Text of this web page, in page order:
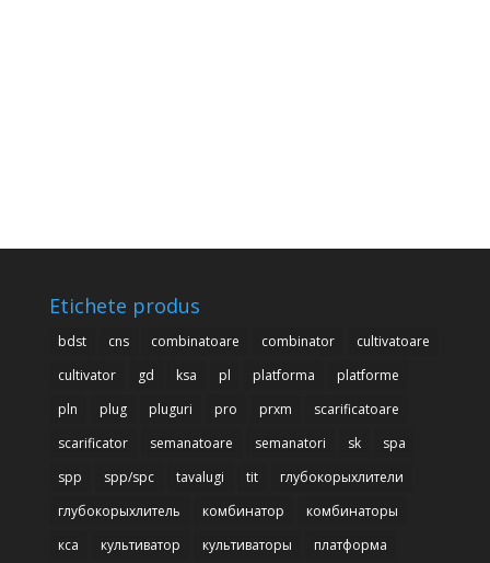
Etichete produs
bdst cns combinatoare combinator
cultivatoare
cultivator
gd ksa pl platforma
platforme
pln
plug pluguri pro prxm
scarificatoare
scarificator
semanatoare semanatori sk
spa
spp
spp/spc tavalugi tit
глубокорыхлители
глубокорыхлитель
комбинатор
комбинаторы
кса
культиватор культиваторы
платформа